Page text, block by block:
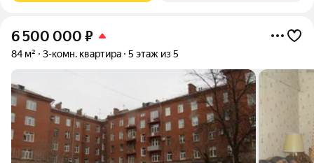
6 500 000 ₽
84 м² 3-комн. квартира 5 этаж из 5